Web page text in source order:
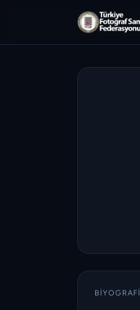
BIYOGRAFI